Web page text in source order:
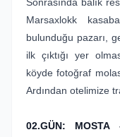
Marsaxlokk
bulunduğu pazarı,
ilk çıktığı yer
köyde fotoğraf
Ardından otelimize
02.GÜN: